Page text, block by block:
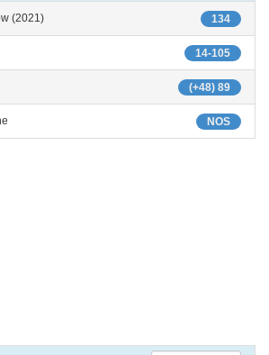
134
(2021)
14-105
(+48) 89
NOS